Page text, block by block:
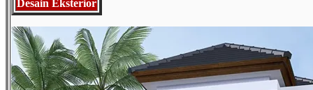
Desain Eksterior